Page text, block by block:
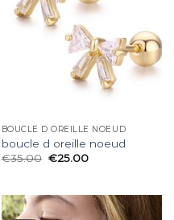
BOUCLE D OREILLE NOEUD
boucle d oreille noeud
€35.00 €25.00